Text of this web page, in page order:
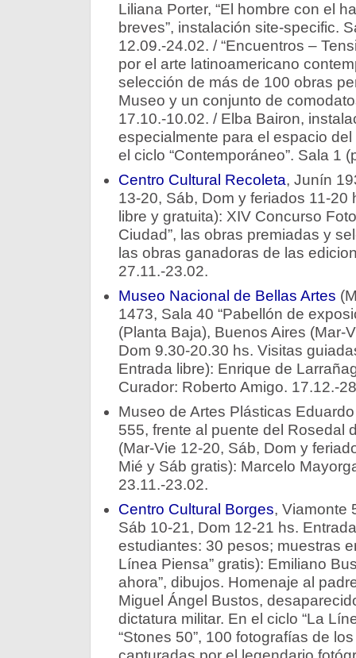
Liliana Porter, “El hombre con el
breves”, instalación site-specific.
12.09.-24.02. / “Encuentros –
por el arte latinoamericano
selección de más de 100 obras
Museo y un conjunto de
17.10.-10.02. / Elba Bairon,
especialmente para el espacio
el ciclo “Contemporáneo”. Sala 1
Centro Cultural Recoleta, Junín
13-20, Sáb, Dom y feriados 11-20
libre y gratuita): XIV Concurso
Ciudad”, las obras premiadas y
las obras ganadoras de las
27.11.-23.02.
Museo Nacional de Bellas Artes
1473, Sala 40 “Pabellón de
(Planta Baja), Buenos Aires (Mar-
Dom 9.30-20.30 hs. Visitas
Entrada libre): Enrique de
Curador: Roberto Amigo. 17.12.-
Museo de Artes Plásticas
555, frente al puente del Rosedal
(Mar-Vie 12-20, Sáb, Dom y
Mié y Sáb gratis): Marcelo
23.11.-23.02.
Centro Cultural Borges, Viamonte
Sáb 10-21, Dom 12-21 hs.
estudiantes: 30 pesos; muestras
Línea Piensa” gratis): Emiliano
ahora”, dibujos. Homenaje al
Miguel Ángel Bustos,
dictatura militar. En el ciclo “La
“Stones 50”, 100 fotografías de